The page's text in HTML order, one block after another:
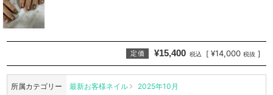
定価 ¥15,400 税込 [ ¥14,000 税抜 ]
所属カテゴリー 最新お客様ネイル 2025年10月